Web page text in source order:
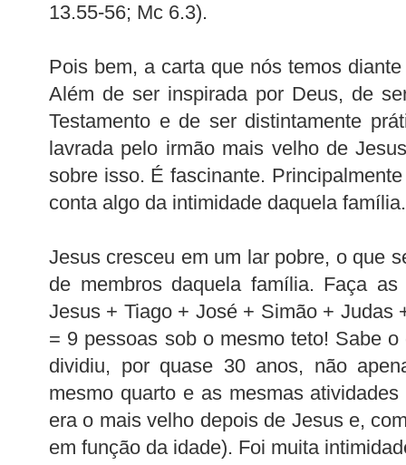
13.55-56; Mc 6.3).
Pois bem, a carta que nós temos
Além de ser inspirada por Deus, de
Testamento e de ser distintamente
lavrada pelo irmão mais velho de
sobre isso. É fascinante.
conta algo da intimidade daquela família.
Jesus cresceu em um lar pobre, o que
de membros daquela família. Faça
Jesus + Tiago + José + Simão + Judas
= 9 pessoas sob o mesmo teto! Sabe
dividiu, por quase 30 anos, não
mesmo quarto e as mesmas
era o mais velho depois de Jesus e,
em função da idade). Foi muita